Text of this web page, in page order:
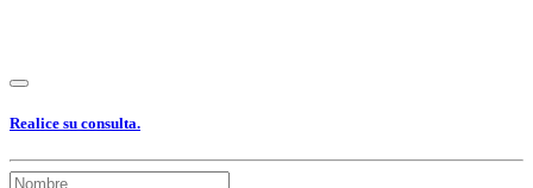
Realice su consulta.